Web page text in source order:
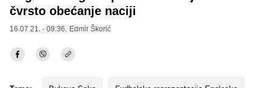
čvrsto obećanje naciji
16.07.21. - 09:36, Edmir Škorić